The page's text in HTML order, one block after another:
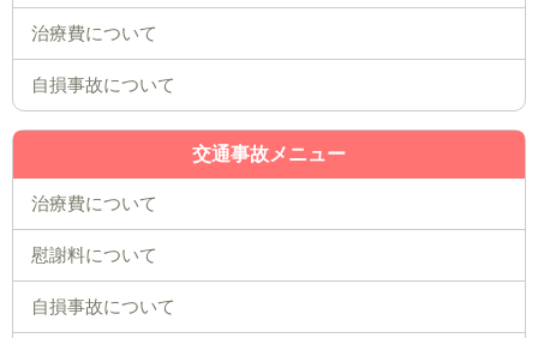
治療費について
自損事故について
交通事故メニュー
治療費について
慰謝料について
自損事故について